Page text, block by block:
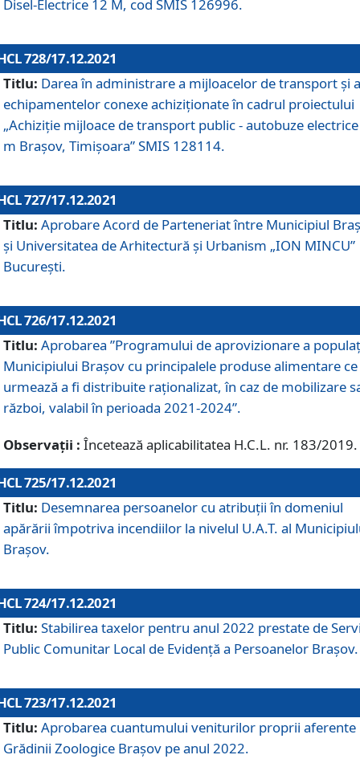
Disel-Electrice 12 M, cod SMIS 126996.
728/17.12.2021
Titlu: Darea în administrare a mijloacelor de transport și a
echipamentelor conexe achiziționate în cadrul proiectului
„Achiziție mijloace de transport public - autobuze
m Brașov, Timișoara” SMIS 128114.
727/17.12.2021
Titlu: Aprobare Acord de Parteneriat între Municipiul
și Universitatea de Arhitectură și Urbanism „ION MINCU”
București.
726/17.12.2021
Titlu: Aprobarea ”Programului de aprovizionare a
Municipiului Braşov cu principalele produse alimentare ce
urmează a fi distribuite raționalizat, în caz de mobilizare
război, valabil în perioada 2021-2024”.
Observații : Încetează aplicabilitatea H.C.L. nr. 183/2019.
725/17.12.2021
Titlu: Desemnarea persoanelor cu atribuții în domeniul
apărării împotriva incendiilor la nivelul U.A.T. al
Brașov.
724/17.12.2021
Titlu: Stabilirea taxelor pentru anul 2022 prestate de
Public Comunitar Local de Evidență a Persoanelor Braşov.
723/17.12.2021
Titlu: Aprobarea cuantumului veniturilor proprii aferente
Grădinii Zoologice Braşov pe anul 2022.